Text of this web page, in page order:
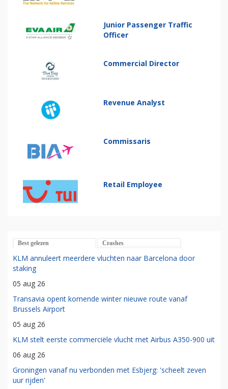
Junior Passenger Traffic
Officer
Commercial Director
Revenue Analyst
Commissaris
Retail Employee
Best gelezen Crashes
KLM annuleert meerdere vluchten naar Barcelona door
staking
05 aug 26
Transavia opent komende winter nieuwe route vanaf
Brussels Airport
05 aug 26
KLM stelt eerste commerciële vlucht met Airbus A350-900 uit
06 aug 26
Groningen vanaf nu verbonden met Esbjerg: 'scheelt zeven
uur rijden'